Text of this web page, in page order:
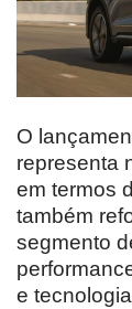
O
representa
em termos
também
segmento
e